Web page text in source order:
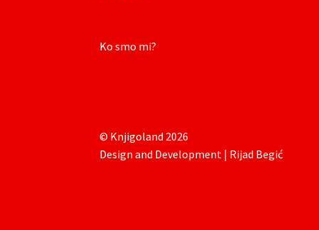
Ko smo mi?
© Knjigoland 2026
Design and Development | Rijad Begić